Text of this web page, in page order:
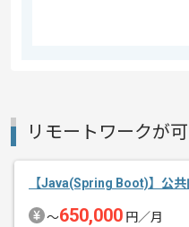
エージェントからのコ
メント
リ
・
リモートワークが
【Java(Spring Boot)】公
〜650,000 円／月